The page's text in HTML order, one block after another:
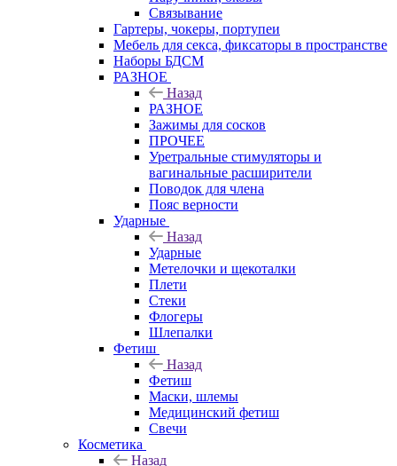
Связывание
Гартеры, чокеры, портупеи
Мебель для секса, фиксаторы в пространстве
Наборы БДСМ
РАЗНОЕ
Назад
РАЗНОЕ
Зажимы для сосков
ПРОЧЕЕ
Уретральные стимуляторы и
вагинальные расширители
Поводок для члена
Пояс верности
Ударные
Назад
Ударные
Метелочки и щекоталки
Плети
Стеки
Флогеры
Шлепалки
Фетиш
Назад
Фетиш
Маски, шлемы
Медицинский фетиш
Свечи
Косметика
Назад